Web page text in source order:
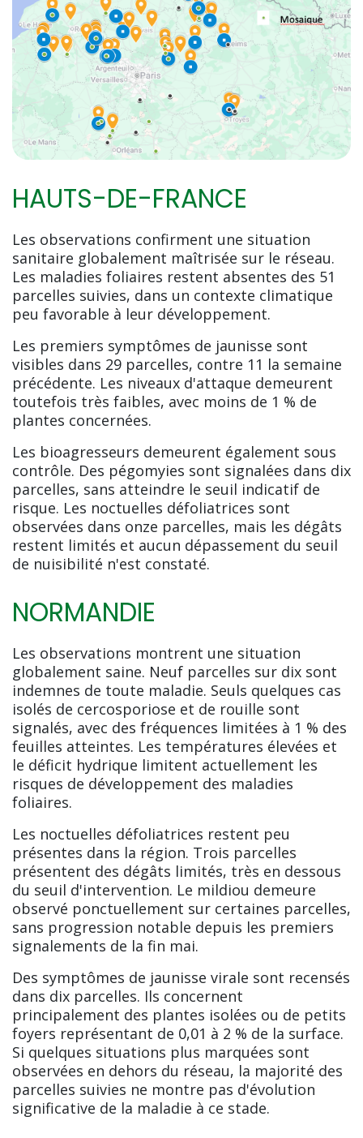
HAUTS-DE-FRANCE
Les observations confirment une situation
sanitaire globalement maîtrisée sur le réseau.
Les maladies foliaires restent absentes des 51
parcelles suivies, dans un contexte climatique
peu favorable à leur développement.
Les premiers symptômes de jaunisse sont
visibles dans 29 parcelles, contre 11 la semaine
précédente. Les niveaux d'attaque demeurent
toutefois très faibles, avec moins de 1 % de
plantes concernées.
Les bioagresseurs demeurent également sous
contrôle. Des pégomyies sont signalées dans dix
parcelles, sans atteindre le seuil indicatif de
risque. Les noctuelles défoliatrices sont
observées dans onze parcelles, mais les dégâts
restent limités et aucun dépassement du seuil
de nuisibilité n'est constaté.
NORMANDIE
Les observations montrent une situation
globalement saine. Neuf parcelles sur dix sont
indemnes de toute maladie. Seuls quelques cas
isolés de cercosporiose et de rouille sont
signalés, avec des fréquences limitées à 1 % des
feuilles atteintes. Les températures élevées et
le déficit hydrique limitent actuellement les
risques de développement des maladies
foliaires.
Les noctuelles défoliatrices restent peu
présentes dans la région. Trois parcelles
présentent des dégâts limités, très en dessous
du seuil d'intervention. Le mildiou demeure
observé ponctuellement sur certaines parcelles,
sans progression notable depuis les premiers
signalements de la fin mai.
Des symptômes de jaunisse virale sont recensés
dans dix parcelles. Ils concernent
principalement des plantes isolées ou de petits
foyers représentant de 0,01 à 2 % de la surface.
Si quelques situations plus marquées sont
observées en dehors du réseau, la majorité des
parcelles suivies ne montre pas d'évolution
significative de la maladie à ce stade.